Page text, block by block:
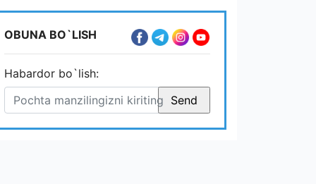
OBUNA BO`LISH
Habardor bo`lish: